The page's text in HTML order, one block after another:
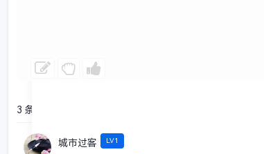
3 条回复
城市过客 LV1